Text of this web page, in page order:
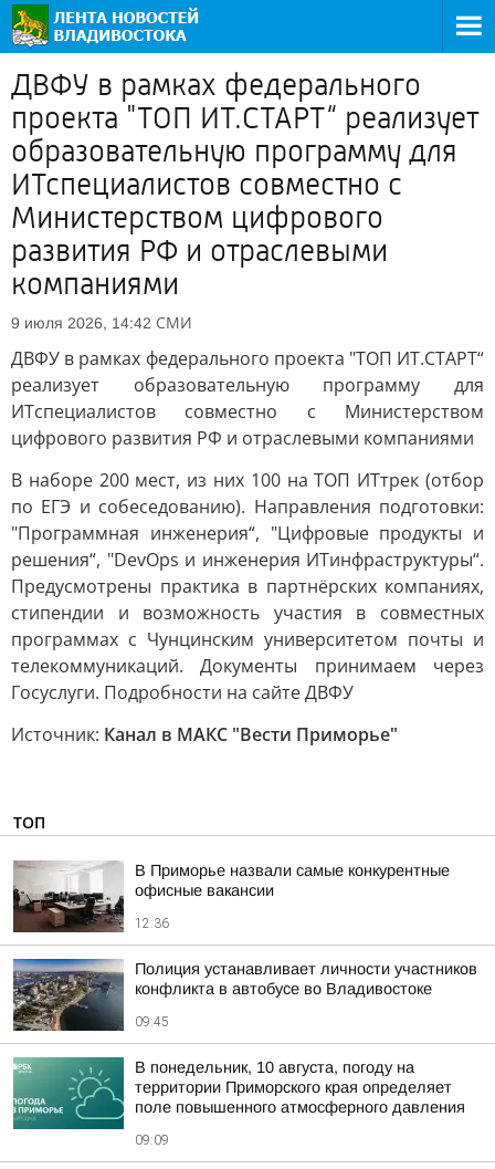
ДВФУ в рамках федерального
проекта "ТОП ИТ.СТАРТ“ реализует
образовательную программу для
ИТспециалистов совместно с
Министерством цифрового
развития РФ и отраслевыми
компаниями
9 июля 2026, 14:42 СМИ
ДВФУ в рамках федерального проекта "ТОП ИТ.СТАРТ“
реализует образовательную программу для
ИТспециалистов совместно с Министерством
цифрового развития РФ и отраслевыми компаниями
В наборе 200 мест, из них 100 на ТОП ИТтрек (отбор
по ЕГЭ и собеседованию). Направления подготовки:
"Программная инженерия“, "Цифровые продукты и
решения“, "DevOps и инженерия ИТинфраструктуры“.
Предусмотрены практика в партнёрских компаниях,
стипендии и возможность участия в совместных
программах с Чунцинским университетом почты и
телекоммуникаций. Документы принимаем через
Госуслуги. Подробности на сайте ДВФУ
Источник: Канал в МАКС "Вести Приморье"
ТОП
В Приморье назвали самые конкурентные
офисные вакансии
12:36
Полиция устанавливает личности участников
конфликта в автобусе во Владивостоке
09:45
В понедельник, 10 августа, погоду на
территории Приморского края определяет
поле повышенного атмосферного давления
09:09